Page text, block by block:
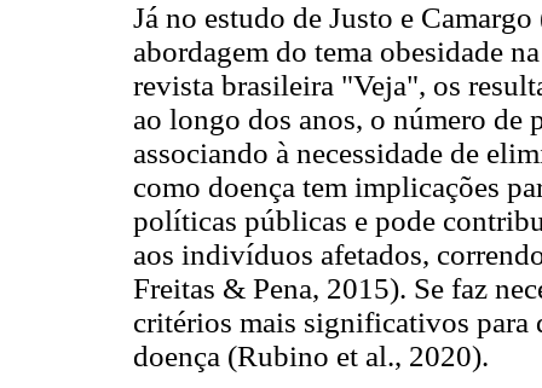
Já no estudo de Justo e
abordagem do tema obesidade
revista brasileira "Veja", os
ao longo dos anos, o número de
associando à necessidade de
como doença tem implicações
políticas públicas e pode
aos indivíduos afetados,
Freitas & Pena, 2015). Se faz
critérios mais significativos para
doença (Rubino et al., 2020).